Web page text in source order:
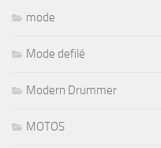
mode
Mode defilé
Modern Drummer
MOTOS